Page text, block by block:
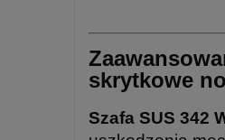
skrytkowe
Szafa SUS 342